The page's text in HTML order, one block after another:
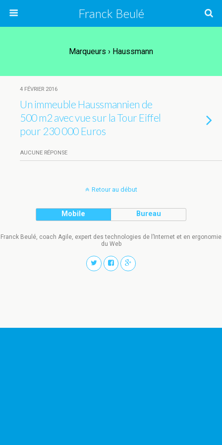
Franck Beulé
Marqueurs › Haussmann
4 FÉVRIER 2016
Un immeuble Haussmannien de
500 m2 avec vue sur la Tour Eiffel
pour 230 000 Euros
AUCUNE RÉPONSE
Retour au début
Mobile Bureau
Franck Beulé, coach Agile, expert des technologies de l’Internet et en ergonomie
du Web